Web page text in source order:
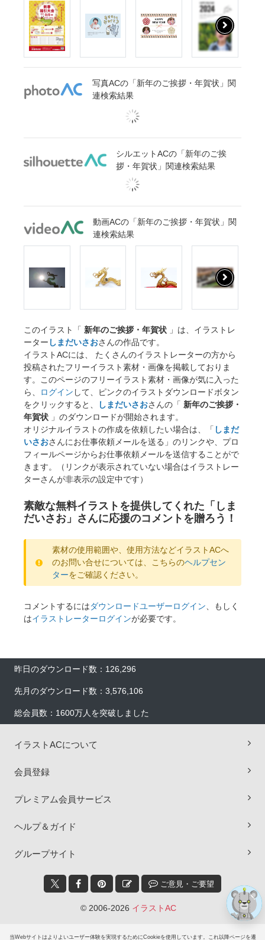
当Webサイトはよりよいユーザー体験を実現するためにCookieを使用しています。これ以降ページを遷
写真ACの「新年のご挨拶・年賀状」関
連検索結果
シルエットACの「新年のご挨
拶・年賀状」関連検索結果
動画ACの「新年のご挨拶・年賀状」関
連検索結果
このイラスト「 新年のご挨拶・年賀状 」は、イラストレ
ーター しまだいさおさんの作品です。
イラストACには、 たくさんのイラストレーターの方から
投稿されたフリーイラスト素材・画像を掲載しておりま
す。このページのフリーイラスト素材・画像が気に入った
ら、
ログイン して、ピンクのイラストダウンロードボタン
をクリックすると、
しまだいさおさんの「 新年のご挨拶・
年賀状 」のダウンロードが開始されます。
オリジナルイラストの作成を依頼したい場合は、「 しまだ
いさおさんにお仕事依頼メールを送る」のリンクや、プロ
フィールページからお仕事依頼メールを送信することがで
きます。（リンクが表示されていない場合はイラストレー
ターさんが非表示の設定中です）
素敵な無料イラストを提供してくれた「しま
だいさお」さんに応援のコメントを贈ろう！
素材の使用範囲や、使用方法などイラストACへ
のお問い合せについては、こちらのヘルプセン
ターをご確認ください。
コメントするにはダウンロードユーザーログイン、もしく
はイラストレーターログインが必要です。
昨日のダウンロード数：126,296
先月のダウンロード数：3,576,106
総会員数：1600万人を突破しました
イラストACについて
会員登録
プレミアム会員サービス
ヘルプ＆ガイド
グループサイト
ご意見・ご要望
© 2006-2026 イラストAC